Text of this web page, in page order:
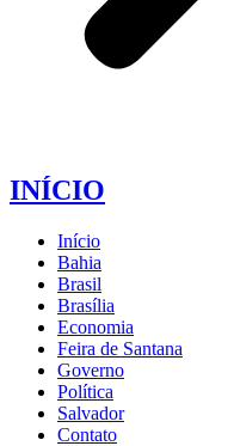
INÍCIO
Início
Bahia
Brasil
Brasília
Economia
Feira de Santana
Governo
Política
Salvador
Contato